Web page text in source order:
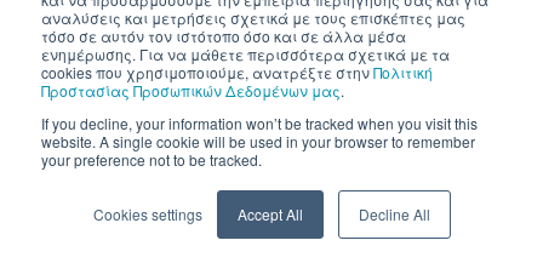
αναλύσεις και μετρήσεις σχετικά με τους επισκέπτες μας
τόσο σε αυτόν τον ιστότοπο όσο και σε άλλα μέσα
ενημέρωσης. Για να μάθετε περισσότερα σχετικά με τα
cookies που χρησιμοποιούμε, ανατρέξτε στηνΠολιτική
Προστασίας Προσωπικών Δεδομένων μας.
If you decline, your information won’t be tracked when you visit this
website. A single cookie will be used in your browser to remember
your preference not to be tracked.
Cookies settings Accept All Decline All